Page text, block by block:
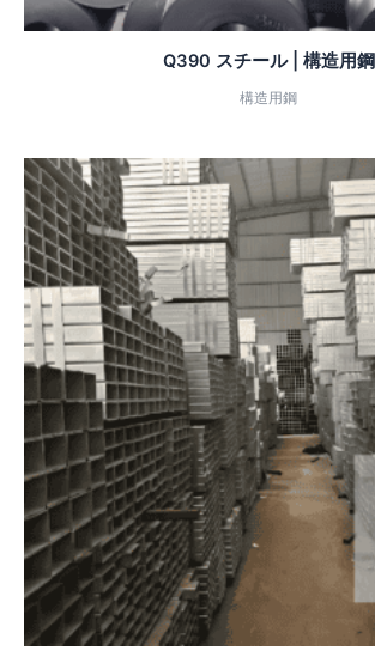
Q390 スチール | 構造用鋼
構造用鋼